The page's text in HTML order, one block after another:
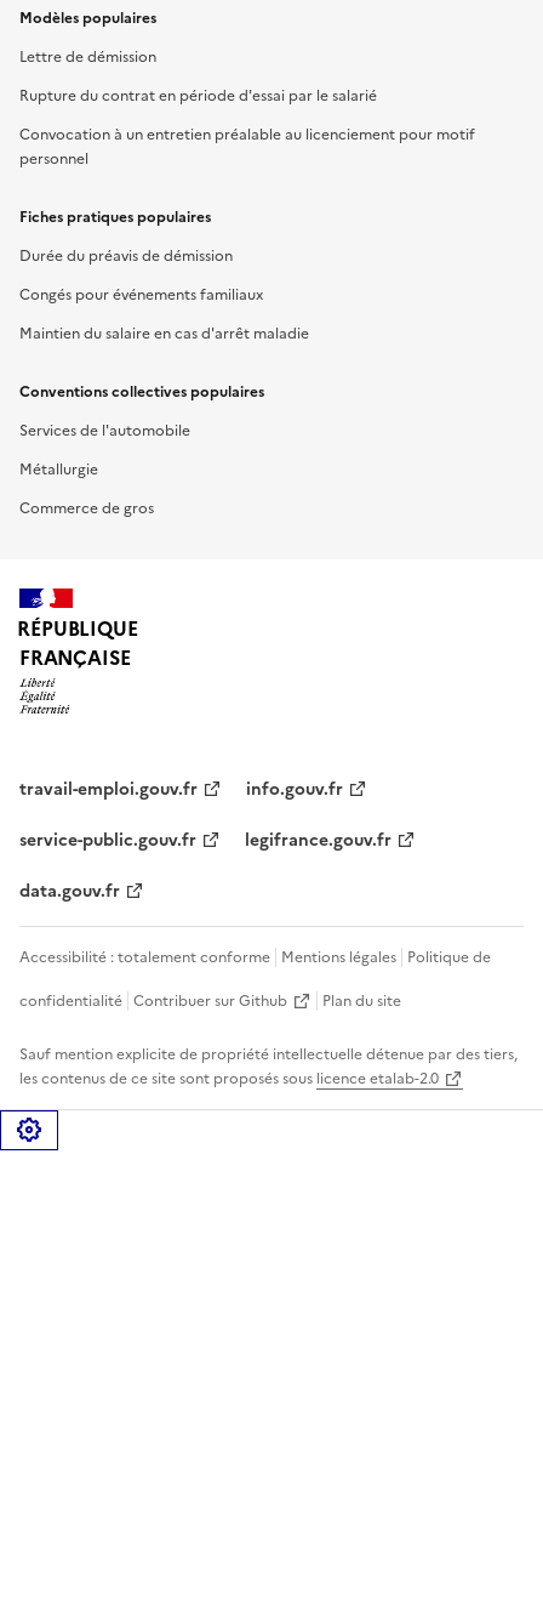
Modèles populaires
Lettre de démission
Rupture du contrat en période d'essai par le salarié
Convocation à un entretien préalable au licenciement pour motif
personnel
Fiches pratiques populaires
Durée du préavis de démission
Congés pour événements familiaux
Maintien du salaire en cas d'arrêt maladie
Conventions collectives populaires
Services de l'automobile
Métallurgie
Commerce de gros
RÉPUBLIQUE
FRANÇAISE
travail-emploi.gouv.fr
info.gouv.fr
service-public.gouv.fr
legifrance.gouv.fr
data.gouv.fr
Accessibilité : totalement conforme Mentions légales Politique de
confidentialité Contribuer sur Github Plan du site
Sauf mention explicite de propriété intellectuelle détenue par des tiers,
les contenus de ce site sont proposés sous licence etalab-2.0
Gérer les cookies